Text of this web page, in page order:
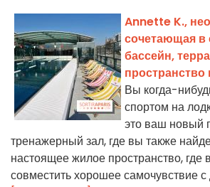
Annette K.,
сочетающая в
бассейн,
пространство
Вы когда-
спортом на
это ваш новый
тренажерный зал, где вы также
настоящее жилое пространство, где
совместить хорошее самочувствие